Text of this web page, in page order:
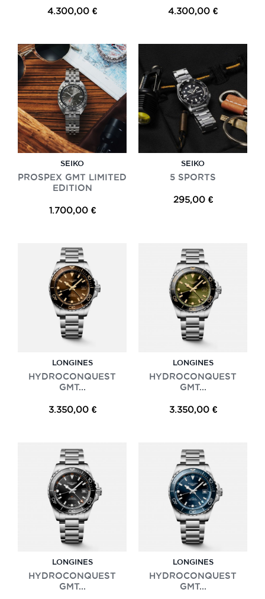
4.300,00 € 4.300,00 €
SEIKO
PROSPEX GMT LIMITED
EDITION
1.700,00 €
SEIKO
5 SPORTS
295,00 €
LONGINES
HYDROCONQUEST
GMT...
3.350,00 €
LONGINES
HYDROCONQUEST
GMT...
3.350,00 €
LONGINES
HYDROCONQUEST
GMT...
LONGINES
HYDROCONQUEST
GMT...